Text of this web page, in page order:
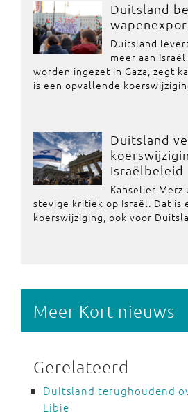
Duitsland
Duitsland
meer aan
worden ingezet in Gaza, zegt
is een opvallende
Duitsland
Israëlbeleid
Kanselier
stevige kritiek op Israël. Dat is
koerswijziging, ook voor
Meer Kort nieuws
Gerelateerd
Duitsland terughoudend
Libië